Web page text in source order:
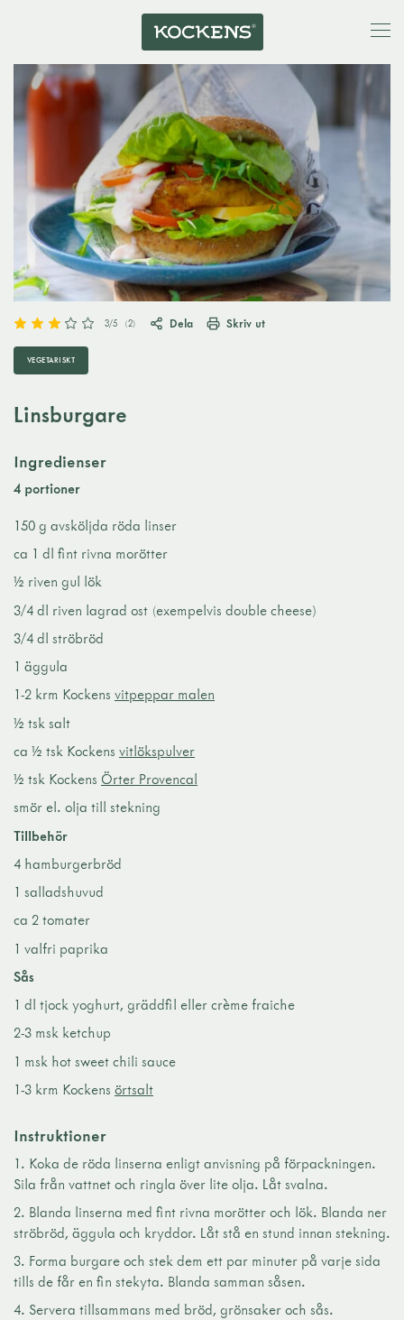
3/5 (2) Dela Skriv ut
VEGETARISKT
Linsburgare
Ingredienser
4 portioner
150 g avsköljda röda linser
ca 1 dl fint rivna morötter
½ riven gul lök
3/4 dl riven lagrad ost (exempelvis double cheese)
3/4 dl ströbröd
1 äggula
1-2 krm Kockens vitpeppar malen
½ tsk salt
ca ½ tsk Kockens vitlökspulver
½ tsk Kockens Örter Provencal
smör el. olja till stekning
Tillbehör
4 hamburgerbröd
1 salladshuvud
ca 2 tomater
1 valfri paprika
Sås
1 dl tjock yoghurt, gräddfil eller crème fraiche
2-3 msk ketchup
1 msk hot sweet chili sauce
1-3 krm Kockens örtsalt
Instruktioner
Koka de röda linserna enligt anvisning på förpackningen.
Sila från vattnet och ringla över lite olja. Låt svalna.
Blanda linserna med fint rivna morötter och lök. Blanda ner
ströbröd, äggula och kryddor. Låt stå en stund innan stekning.
Forma burgare och stek dem ett par minuter på varje sida
tills de får en fin stekyta. Blanda samman såsen.
Servera tillsammans med bröd, grönsaker och sås.